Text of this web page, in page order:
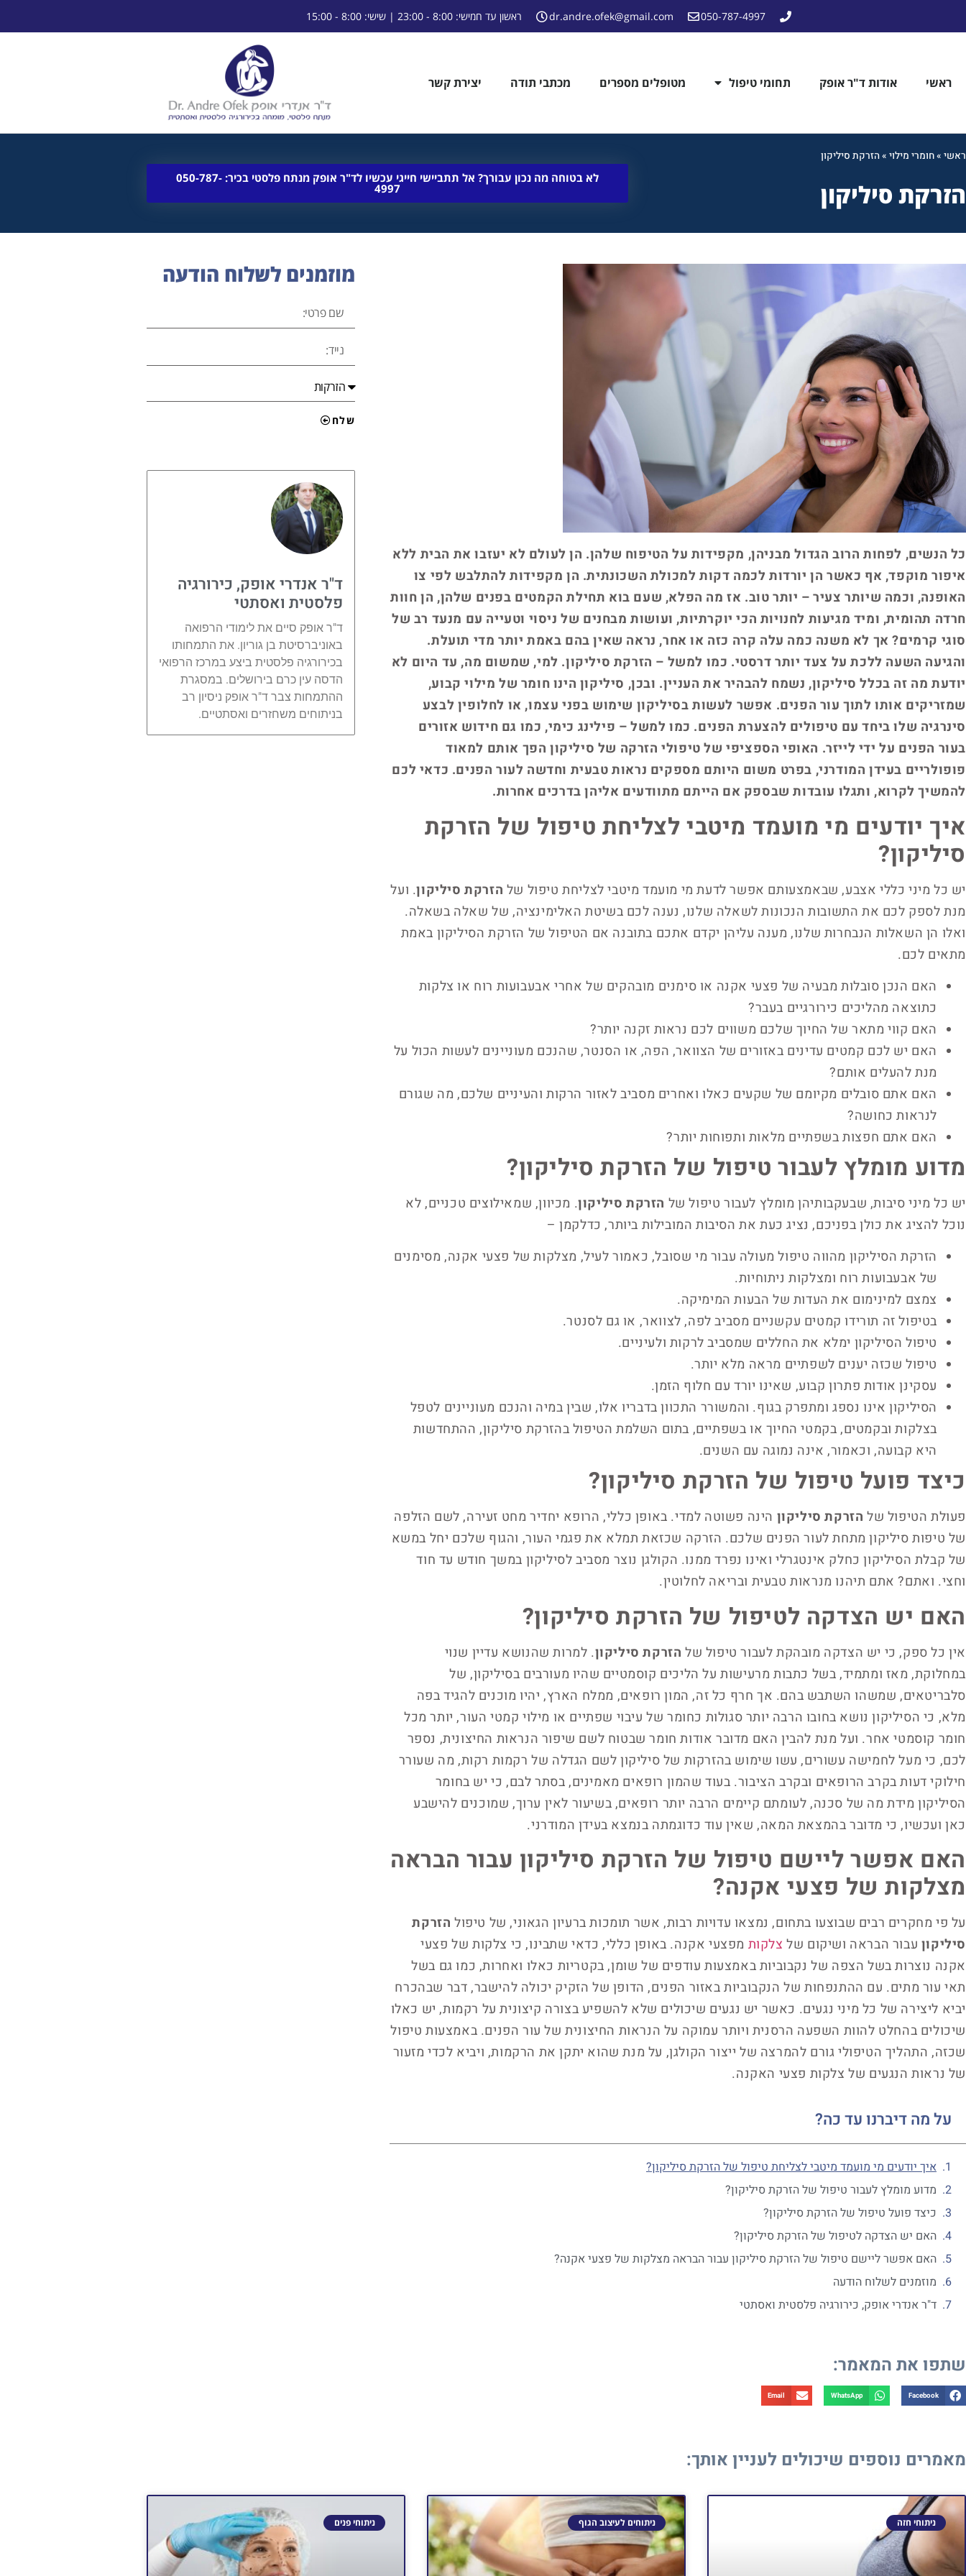
050-787-4997
dr.andre.ofek@gmail.com ראשון עד חמישי: 8:00 - 23:00 | שישי: 8:00 - 15:00
ראשי אודות ד"ר אופק תחומי טיפול מטופלים מספרים מכתבי תודה יצירת קשר
ראשי »חומרי מילוי »הזרקת סיליקון
הזרקת סיליקון
לא בטוחה מה נכון עבורך? אל תתביישי חייגי עכשיו לד"ר אופק מנתח פלסטי בכיר: 050-787-
4997
כל הנשים, לפחות הרוב הגדול מבניהן, מקפידות על הטיפוח שלהן. הן לעולם לא יעזבו את הבית ללא
איפור מוקפד, אף כאשר הן יורדות לכמה דקות למכולת השכונתית. הן מקפידות להתלבש לפי צו
האופנה, וכמה שיותר צעיר – יותר טוב. אז מה הפלא, שעם בוא תחילת הקמטים בפנים שלהן, הן חוות
חרדה תהומית, ומיד מגיעות לחנויות הכי יוקרתיות, ועושות מבחנים של ניסוי וטעייה עם מנעד רב של
סוגי קרמים? אך לא משנה כמה עלה קרה כזה או אחר, נראה שאין בהם באמת יותר מדי תועלת.
והגיעה השעה ללכת על צעד יותר דרסטי. כמו למשל – הזרקת סיליקון. למי, שמשום מה, עד היום לא
יודעת מה זה בכלל סיליקון, נשמח להבהיר את העניין. ובכן, סיליקון הינו חומר של מילוי קבוע,
שמזריקים אותו לתוך עור הפנים. אפשר לעשות בסיליקון שימוש בפני עצמו, או לחלופין לבצע
סינרגיה שלו ביחד עם טיפולים להצערת הפנים. כמו למשל – פילינג כימי, כמו גם חידוש אזורים
בעור הפנים על ידי לייזר. האופי הספציפי של טיפולי הזרקה של סיליקון הפך אותם למאוד
פופולריים בעידן המודרני, בפרט משום היותם מספקים נראות טבעית וחדשה לעור הפנים. כדאי לכם
להמשיך לקרוא, ותגלו עובדות שבספק אם הייתם מתוודעים אליהן בדרכים אחרות.
איך יודעים מי מועמד מיטבי לצליחת טיפול של הזרקת
סיליקון?
יש כל מיני כללי אצבע, שבאמצעותם אפשר לדעת מי מועמד מיטבי לצליחת טיפול של הזרקת סיליקון. ועל
מנת לספק לכם את התשובות הנכונות לשאלה שלנו, נענה לכם בשיטת האלימינציה, של שאלה בשאלה.
ואלו הן השאלות הנבחרות שלנו, מענה עליהן יקדם אתכם בתובנה אם הטיפול של הזרקת הסיליקון באמת
מתאים לכם.
האם הנכן סובלות מבעיה של פצעי אקנה או סימנים מובהקים של אחרי אבעבועות רוח או צלקות
כתוצאה מהליכים כירורגיים בעבר?
האם קווי מתאר של החיוך שלכם משווים לכם נראות זקנה יותר?
האם יש לכם קמטים עדינים באזורים של הצוואר, הפה, או הסנטר, שהנכם מעוניינים לעשות הכול על
מנת להעלים אותם?
האם אתם סובלים מקיומם של שקעים כאלו ואחרים מסביב לאזור הרקות והעיניים שלכם, מה שגורם
לנראות כחושה?
האם אתם חפצות בשפתיים מלאות ותפוחות יותר?
מדוע מומלץ לעבור טיפול של הזרקת סיליקון?
יש כל מיני סיבות, שבעקבותיהן מומלץ לעבור טיפול של הזרקת סיליקון. מכיוון, שמאילוצים טכניים, לא
נוכל להציג את כולן בפניכם, נציג כעת את הסיבות המובילות ביותר, כדלקמן –
הזרקת הסיליקון מהווה טיפול מעולה עבור מי שסובל, כאמור לעיל, מצלקות של פצעי אקנה, מסימנים
של אבעבועות רוח ומצלקות ניתוחיות.
צמצם למינימום את העדות של הבעות המימיקה.
בטיפול זה תורידו קמטים עקשניים מסביב לפה, לצוואר, או גם לסנטר.
טיפול הסיליקון ימלא את החללים שמסביב לרקות ולעיניים.
טיפול שכזה יענים לשפתיים מראה מלא יותר.
עסקינן אודות פתרון קבוע, שאינו יורד עם חלוף הזמן.
הסיליקון אינו נספג ומתפרק בגוף. והמשורר התכוון בדבריו אלו, שבין במיה והנכם מעוניינים לטפל
בצלקות ובקמטים, בקמטי החיוך או בשפתיים, בתום השלמת הטיפול בהזרקת סיליקון, ההתחדשות
היא קבועה, וכאמור, אינה נמוגה עם השנים.
כיצד פועל טיפול של הזרקת סיליקון?
פעולת הטיפול של הזרקת סיליקון הינה פשוטה למדי. באופן כללי, הרופא יחדיר מחט זעירה, לשם הזלפה
של טיפות סיליקון מתחת לעור הפנים שלכם. הזרקה שכזאת תמלא את פגמי העור, והגוף שלכם יחל במשא
של קבלת הסיליקון כחלק אינטגרלי ואינו נפרד ממנו. הקולגן נוצר מסביב לסיליקון במשך חודש עד חוד
וחצי. ואתם? אתם תיהנו מנראות טבעית ובריאה לחלוטין.
האם יש הצדקה לטיפול של הזרקת סיליקון?
אין כל ספק, כי יש הצדקה מובהקת לעבור טיפול של הזרקת סיליקון. למרות שהנושא עדיין שנוי
במחלוקת, מאז ומתמיד, בשל כתבות מרעישות על הליכים קוסמטיים שהיו מעורבים בסיליקון, של
סלבריטאים, שמשהו השתבש בהם. אך חרף כל זה, המון רופאים, ממלח הארץ, יהיו מוכנים להגיד בפה
מלא, כי הסיליקון נושא בחובו הרבה יותר סגולות כחומר של עיבוי שפתיים או מילוי קמטי העור, יותר מכל
חומר קוסמטי אחר. ועל מנת להבין האם מדובר אודות חומר שבטוח לשם שיפור הנראות החיצונית, נספר
לכם, כי מעל לחמישה עשורים, עשו שימוש בהזרקות של סיליקון לשם הגדלה של רקמות רקות, מה שעורר
חילוקי דעות בקרב הרופאים ובקרב הציבור. בעוד שהמון רופאים מאמינים, בסתר לבם, כי יש בחומר
הסיליקון מידת מה של סכנה, לעומתם קיימים הרבה יותר רופאים, בשיעור לאין ערוך, שמוכנים להישבע
כאן ועכשיו, כי מדובר בהמצאת המאה, שאין עוד כדוגמתה בנמצא בעידן המודרני.
האם אפשר ליישם טיפול של הזרקת סיליקון עבור הבראה
מצלקות של פצעי אקנה?
על פי מחקרים רבים שבוצעו בתחום, נמצאו עדויות רבות, אשר תומכות ברעיון הגאוני, של טיפול הזרקת
סיליקון עבור הבראה ושיקום של צלקות מפצעי אקנה. באופן כללי, כדאי שתבינו, כי צלקות של פצעי
אקנה נוצרות בשל הצפה של נקבוביות באמצעות עודפים של שומן, בקטריות כאלו ואחרות, כמו גם בשל
תאי עור מתים. עם ההתנפחות של הנקבוביות באזור הפנים, הדופן של הזקיק יכולה להישבר, דבר שבהכרח
יביא ליצירה של כל מיני נגעים. כאשר יש נגעים שיכולים שלא להשפיע בצורה קיצונית על רקמות, יש כאלו
שיכולים בהחלט להוות השפעה הרסנית ויותר עמוקה על הנראות החיצונית של עור הפנים. באמצעות טיפול
שכזה, התהליך הטיפולי גורם להמרצה של ייצור הקולגן, על מנת שהוא יתקן את הרקמות, ויביא לכדי מזעור
של נראות הנגעים של צלקות פצעי האקנה.
על מה דיברנו עד כה?
איך יודעים מי מועמד מיטבי לצליחת טיפול של הזרקת סיליקון?
מדוע מומלץ לעבור טיפול של הזרקת סיליקון?
כיצד פועל טיפול של הזרקת סיליקון?
האם יש הצדקה לטיפול של הזרקת סיליקון?
האם אפשר ליישם טיפול של הזרקת סיליקון עבור הבראה מצלקות של פצעי אקנה?
מוזמנים לשלוח הודעה
ד"ר אנדרי אופק, כירורגיה פלסטית ואסתטי
שתפו את המאמר:
Facebook
WhatsApp
Email
מוזמנים לשלוח הודעה
שלח
ד"ר אנדרי אופק, כירורגיה
פלסטית ואסתטי
ד"ר אופק סיים את לימודי הרפואה
באוניברסיטת בן גוריון. את התמחותו
בכירורגיה פלסטית ביצע במרכז הרפואי
הדסה עין כרם בירושלים. במסגרת
ההתמחות צבר ד"ר אופק ניסיון רב
בניתוחים משחזרים ואסתטיים.
מאמרים נוספים שיכולים לעניין אותך:
ניתוחי חזה ניתוחים לעיצוב הגוף ניתוחי פנים